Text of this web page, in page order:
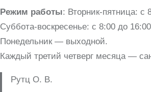
Режим работы: Вторник-пятница: с
Суббота-воскресенье: с 8:00 до
Понедельник — выходной.
Каждый третий четверг месяца —
Рутц О. В.